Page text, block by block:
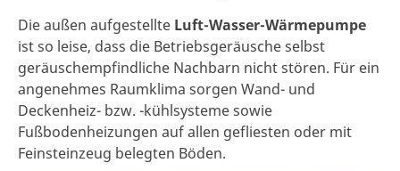
Die außen aufgestellte Luft-Wasser-Wärmepumpe
ist so leise, dass die Betriebsgeräusche selbst
geräuschempfindliche Nachbarn nicht stören. Für ein
angenehmes Raumklima sorgen Wand- und
Deckenheiz- bzw. -kühlsysteme sowie
Fußbodenheizungen auf allen gefliesten oder mit
Feinsteinzeug belegten Böden.